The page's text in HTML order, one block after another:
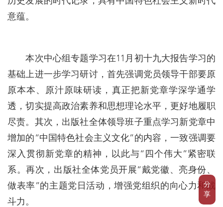
分
享
意蕴。
本次中心组专题学习在11月初十九大报告学习的
基础上进一步学习研讨，首先强调党员领导干部要原
原本本、原汁原味研读，真正把新党章学深学通学
透，切实提高政治素养和思想理论水平，更好地履职
尽责。其次，出版社全体领导班子重点学习新党章中
增加的“中国特色社会主义文化”的内容，一致强调要
深入贯彻新党章的精神，以此与“四个伟大”紧密联
系。再次，出版社全体党员开展“戴党徽、亮身份、
做表率”的主题党日活动，增强党组织的向心力和战
斗力。